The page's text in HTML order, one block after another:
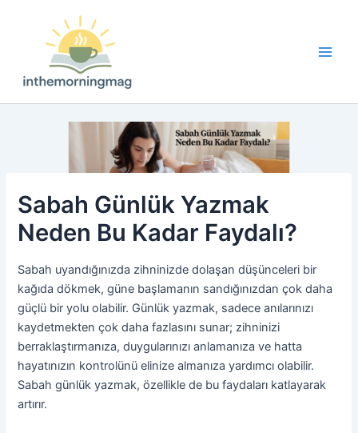
Sabah Günlük Yazmak
Neden Bu Kadar Faydalı?
Sabah uyandığınızda zihninizde dolaşan düşünceleri bir
kağıda dökmek, güne başlamanın sandığınızdan çok daha
güçlü bir yolu olabilir. Günlük yazmak, sadece anılarınızı
kaydetmekten çok daha fazlasını sunar; zihninizi
berraklaştırmanıza, duygularınızı anlamanıza ve hatta
hayatınızın kontrolünü elinize almanıza yardımcı olabilir.
Sabah günlük yazmak, özellikle de bu faydaları katlayarak
artırır.